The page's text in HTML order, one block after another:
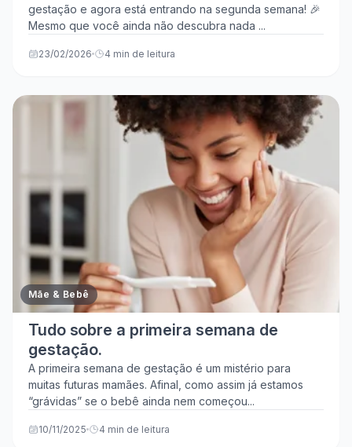
gestação e agora está entrando na segunda semana! 🎉
Mesmo que você ainda não descubra nada ...
23/02/2026 4 min de leitura
Mãe & Bebê
Tudo sobre a primeira semana de
gestação.
A primeira semana de gestação é um mistério para
muitas futuras mamães. Afinal, como assim já estamos
“grávidas” se o bebê ainda nem começou...
10/11/2025 4 min de leitura